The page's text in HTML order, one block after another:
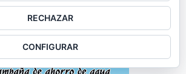
RECHAZAR
CONFIGURAR